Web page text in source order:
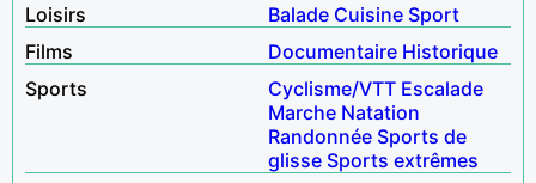
Loisirs
Balade Cuisine Sport
Films
Documentaire Historique
Sports
Cyclisme/VTT Escalade
Marche Natation
Randonnée Sports de
glisse Sports extrêmes